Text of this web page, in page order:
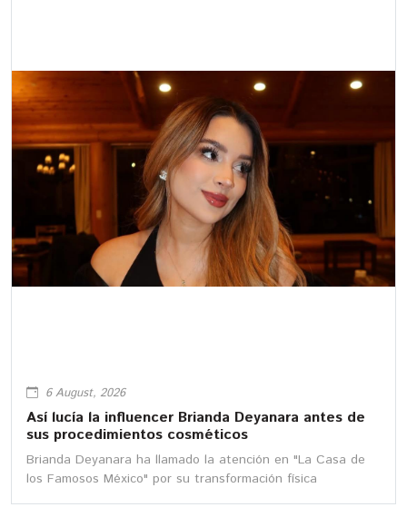
6 August, 2026
Así lucía la influencer Brianda Deyanara antes de
sus procedimientos cosméticos
Brianda Deyanara ha llamado la atención en "La Casa de
los Famosos México" por su transformación física